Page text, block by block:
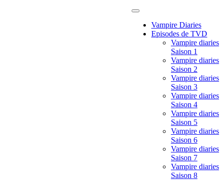
Vampire Diaries
Episodes de TVD
Vampire diaries
Saison 1
Vampire diaries
Saison 2
Vampire diaries
Saison 3
Vampire diaries
Saison 4
Vampire diaries
Saison 5
Vampire diaries
Saison 6
Vampire diaries
Saison 7
Vampire diaries
Saison 8